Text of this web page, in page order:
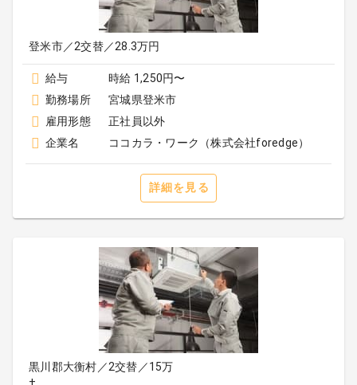
登米市／2交替／28.3万円
給与
時給 1,250円〜
勤務場所
宮城県登米市
雇用形態
正社員以外
企業名
ココカラ・ワーク（株式会社foredge）
詳細を見る
黒川郡大衡村／2交替／15万
+